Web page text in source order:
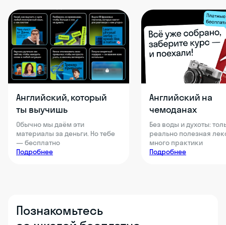
Английский, который
ты выучишь
Обычно мы даём эти
материалы за деньги. Но тебе
— бесплатно
Подробнее
Английский на
чемоданах
Без воды и духоты:
реально полезная
много практики
Подробнее
Познакомьтесь